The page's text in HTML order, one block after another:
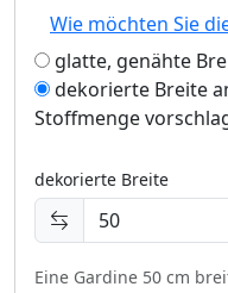
Wie möchten Sie
glatte, genähte
dekorierte Breite
Stoffmenge
dekorierte Breite
Eine Gardine 50 cm